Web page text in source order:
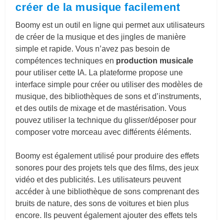
créer de la musique facilement
Boomy est un outil en ligne qui permet aux utilisateurs
de créer de la musique et des jingles de manière
simple et rapide. Vous n’avez pas besoin de
compétences techniques en production musicale
pour utiliser cette IA. La plateforme propose une
interface simple pour créer ou utiliser des modèles de
musique, des bibliothèques de sons et d’instruments,
et des outils de mixage et de mastérisation. Vous
pouvez utiliser la technique du glisser/déposer pour
composer votre morceau avec différents éléments.
Boomy est également utilisé pour produire des effets
sonores pour des projets tels que des films, des jeux
vidéo et des publicités. Les utilisateurs peuvent
accéder à une bibliothèque de sons comprenant des
bruits de nature, des sons de voitures et bien plus
encore. Ils peuvent également ajouter des effets tels